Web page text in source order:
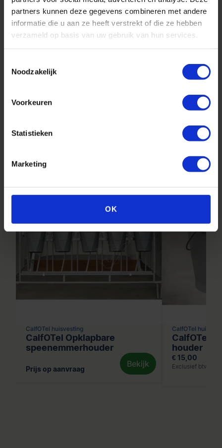
partners kunnen deze gegevens combineren met andere
informatie die u aan ze heeft verstrekt of die ze hebben
verzameld op basis van uw gebruik van hun services.
Noodzakelijk
Voorkeuren
Statistieken
Marketing
OK
info@qualitycalf.nl
Bereikbaar op werkdagen tot 18.00 uur
assortiment
CalfOTel huisvesting
CalfOTel Opklapbare
speenemmerhouder
Prijs op aanvraag
Bekijk
CalfOTel
CalfOTel
houder
€ 15,00
Exclusief btw